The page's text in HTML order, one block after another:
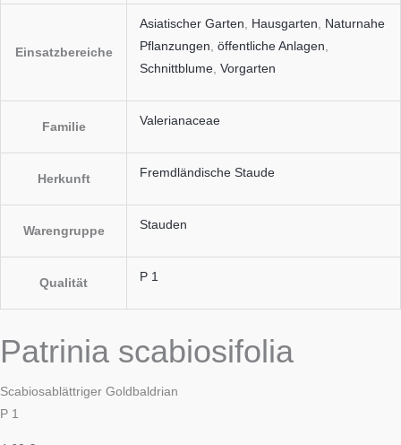
Einsatzbereiche
Asiatischer Garten, Hausgarten, Naturnahe
Pflanzungen, öffentliche Anlagen,
Schnittblume, Vorgarten
Familie Valerianaceae
Herkunft Fremdländische Staude
Warengruppe Stauden
Qualität P 1
Patrinia scabiosifolia
Scabiosablättriger Goldbaldrian
P 1